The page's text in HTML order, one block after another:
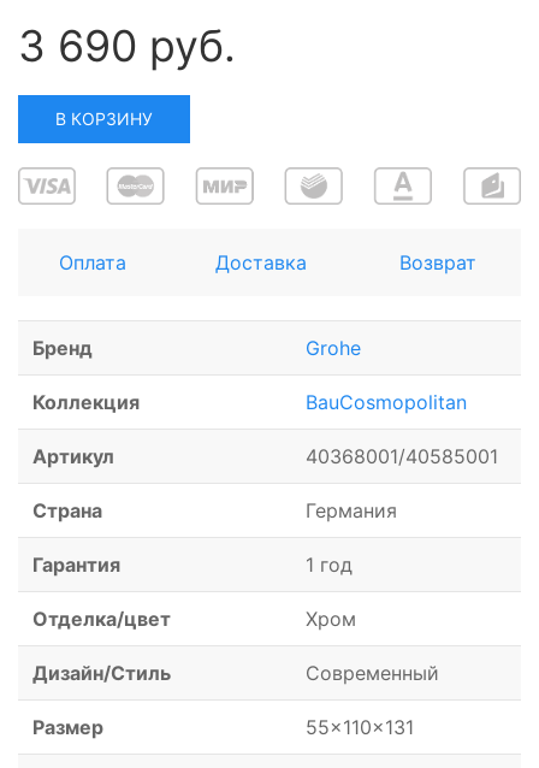
3 690 руб.
В КОРЗИНУ
Оплата Доставка Возврат
Бренд Grohe
Коллекция BauCosmopolitan
Артикул 40368001/40585001
Страна Германия
Гарантия 1 год
Отделка/цвет Хром
Дизайн/Стиль Современный
Размер 55x110x131